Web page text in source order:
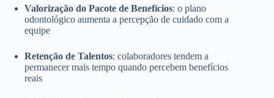
Valorização do Pacote de Benefícios: o plano
odontológico aumenta a percepção de cuidado com a
equipe
Retenção de Talentos: colaboradores tendem a
permanecer mais tempo quando percebem benefícios
reais